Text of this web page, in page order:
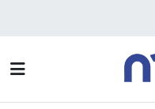
Nöbetçi Eczaneler
Hava Durumu